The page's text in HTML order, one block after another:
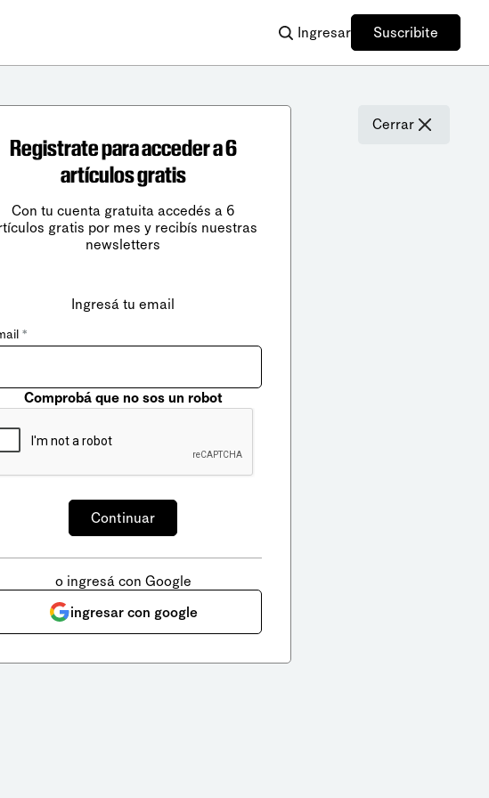
Ingresar Suscribite
Cerrar
Registrate para acceder a 6
artículos gratis
Con tu cuenta gratuita accedés a 6
gratis por mes y recibís nuestras
newsletters
Ingresá tu email
*
Comprobá que no sos un robot
o ingresá con Google
ingresar con google